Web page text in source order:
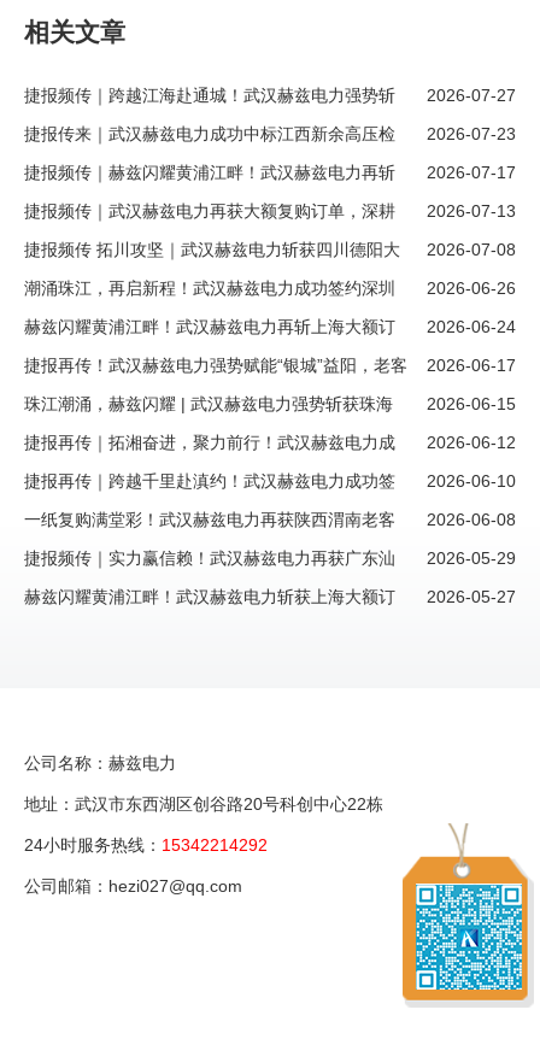
相关文章
2026-07-27
捷报频传｜跨越江海赴通城！武汉赫兹电力强势斩
获江苏南通大额新客户订单
2026-07-23
捷报传来｜武汉赫兹电力成功中标江西新余高压检
测设备项目，开拓赣鄱市场新版图！
2026-07-17
捷报频传｜赫兹闪耀黄浦江畔！武汉赫兹电力再斩
上海大额订单，续写跨区域合作新篇章
2026-07-13
捷报频传｜武汉赫兹电力再获大额复购订单，深耕
四川德阳市场！
2026-07-08
捷报频传 拓川攻坚｜武汉赫兹电力斩获四川德阳大
额新客户订单！
2026-06-26
潮涌珠江，再启新程！武汉赫兹电力成功签约深圳
大额新订单
2026-06-24
赫兹闪耀黄浦江畔！武汉赫兹电力再斩上海大额订
单，续写跨区域合作新篇章
2026-06-17
捷报再传！武汉赫兹电力强势赋能“银城”益阳，老客
户复购大单彰显硬核实力！
2026-06-15
珠江潮涌，赫兹闪耀 | 武汉赫兹电力强势斩获珠海
大额新订单！
2026-06-12
捷报再传｜拓湘奋进，聚力前行！武汉赫兹电力成
功签约湖南株洲大额新订单
2026-06-10
捷报再传｜跨越千里赴滇约！武汉赫兹电力成功签
约昆明新客户大额订单，西南市场再添重磅伙伴
2026-06-08
一纸复购满堂彩！武汉赫兹电力再获陕西渭南老客
户信赖，续写“信任长歌”新篇章
2026-05-29
捷报频传｜实力赢信赖！武汉赫兹电力再获广东汕
头老客户大额复购订单
2026-05-27
赫兹闪耀黄浦江畔！武汉赫兹电力斩获上海大额订
公司名称：赫兹电力
地址：武汉市东西湖区创谷路20号科创中心22栋
24小时服务热线： 15342214292
公司邮箱：hezi027@qq.com